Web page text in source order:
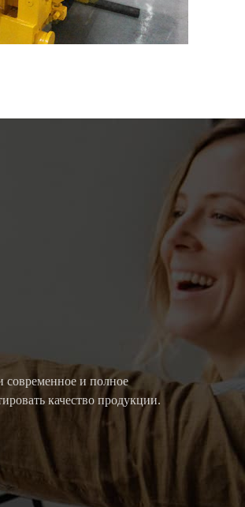
современное и полное
качество продукции.
Мы
Азии,